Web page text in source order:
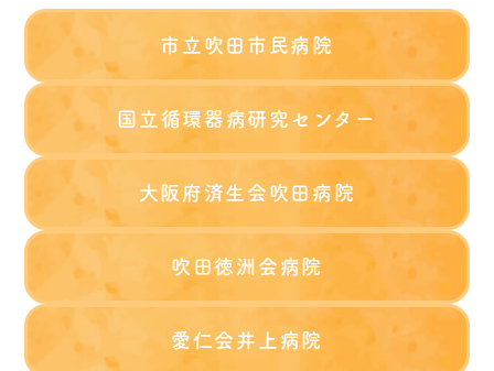
市立吹田市民病院
国立循環器病研究センター
大阪府済生会吹田病院
吹田徳洲会病院
愛仁会井上病院